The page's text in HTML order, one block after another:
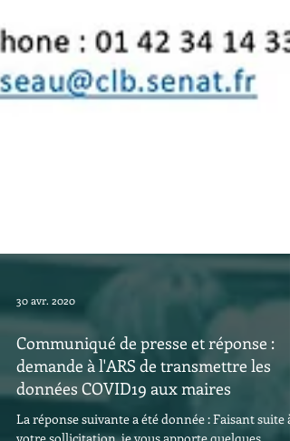
Communiqué de presse et réponse :
demande à l'ARS de transmettre les
données COVID19 aux maires